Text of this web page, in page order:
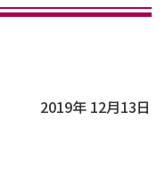
2019年 12月13日